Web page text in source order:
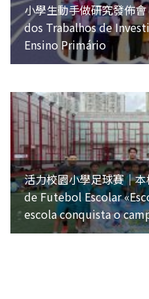
小學生動手做研究發佈
dos Trabalhos de
Ensino Primário
活力校園小學足球賽｜
de Futebol Escolar
escola conquista o